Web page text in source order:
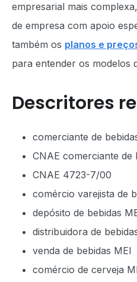
empresarial mais
de empresa com apoio
também os planos e
para entender os modelos
Descritores
comerciante de
CNAE comerciante de
CNAE 4723-7/00
comércio varejista de
depósito de bebidas
distribuidora de
venda de bebidas MEI
comércio de cerveja